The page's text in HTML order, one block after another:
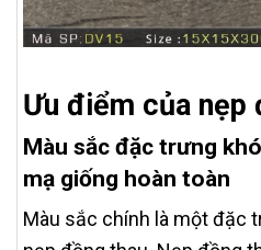
Ưu điểm của
Màu sắc đặc trưng
mạ giống hoàn toàn
Màu sắc chính là một đặc